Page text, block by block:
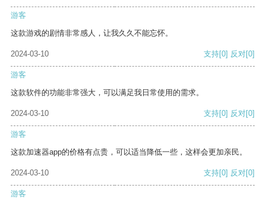
游客
这款游戏的剧情非常感人，让我久久不能忘怀。
2024-03-10 支持[0] 反对[0]
游客
这款软件的功能非常强大，可以满足我日常使用的需求。
2024-03-10 支持[0] 反对[0]
游客
这款加速器app的价格有点贵，可以适当降低一些，这样会更加亲民。
2024-03-10 支持[0] 反对[0]
游客